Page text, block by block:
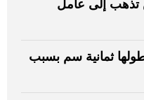
تذهب إلى عامل
ثمانية سم بسبب